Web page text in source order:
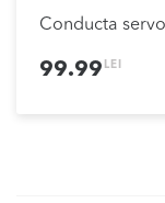
Conducta
99.99 LEI